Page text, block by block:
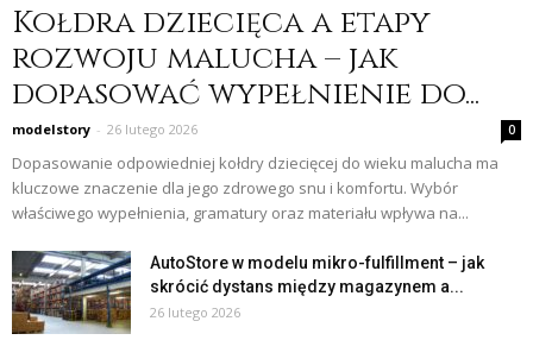
Kołdra dziecięca a etapy
rozwoju malucha – jak
dopasować wypełnienie do...
modelstory - 26 lutego 2026 0
Dopasowanie odpowiedniej kołdry dziecięcej do wieku malucha ma
kluczowe znaczenie dla jego zdrowego snu i komfortu. Wybór
właściwego wypełnienia, gramatury oraz materiału wpływa na...
AutoStore w modelu mikro-fulfillment – jak
skrócić dystans między magazynem a...
26 lutego 2026